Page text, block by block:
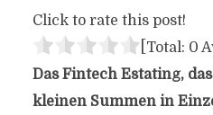
Click to rate this post!
[Total: 0
Das Fintech Estating,
kleinen Summen in